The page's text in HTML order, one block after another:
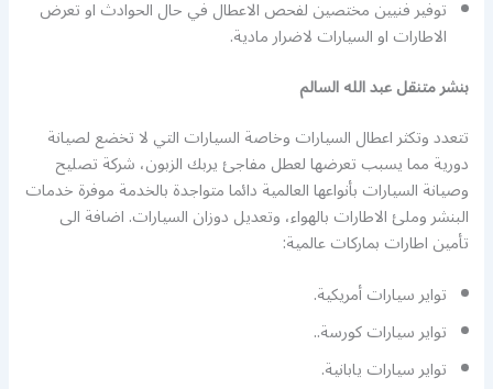
توفير فنيين مختصين لفحص الاعطال في حال الحوادث او تعرض
الاطارات او السيارات لاضرار مادية.
بنشر متنقل عبد الله السالم
تتعدد وتكثر اعطال السيارات وخاصة السيارات التي لا تخضع لصيانة
دورية مما يسبب تعرضها لعطل مفاجئ يربك الزبون، شركة تصليح
وصيانة السيارات بأنواعها العالمية دائما متواجدة بالخدمة موفرة خدمات
البنشر وملئ الاطارات بالهواء، وتعديل دوزان السيارات. اضافة الى
تأمين اطارات بماركات عالمية:
تواير سيارات أمريكية.
تواير سيارات كورسة..
تواير سيارات يابانية.